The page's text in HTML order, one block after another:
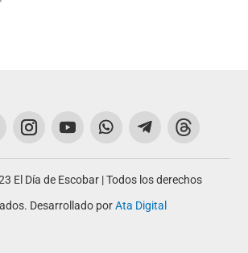
El Día de Escobar | Todos los derechos
Desarrollado porAta Digital